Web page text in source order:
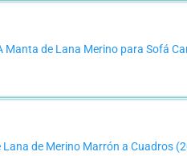
Manta de Lana Merino para Sofá
Lana de Merino Marrón a Cuadros